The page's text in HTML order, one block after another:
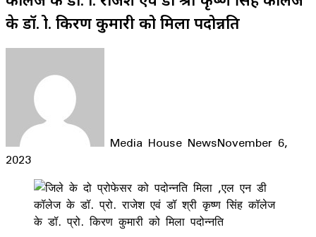
के डॉ. प्रो. किरण कुमारी को मिला पदोन्नति
Media House NewsNovember 6,
2023
Facebook
LinkedIn
WhatsApp
Telegram